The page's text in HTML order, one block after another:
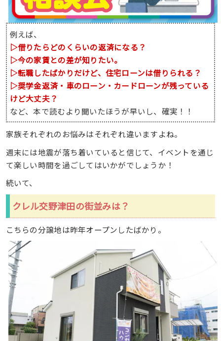
例えば、
▷借りたらどのくらいの返済になる？
▷今の家賃との差が知りたい。
▷転職したばかりだけど、住宅ローンは借りられる？
▷奨学金返済・車のローン・カードローンが残っている
けど大丈夫？
など、本で読むより聞いたほうが早いし、確実！！
家族それぞれのお悩みはそれぞれ違いますよね。
週末には地震が落ち着いていると信じて、イベントを通じ
て楽しい時間を過ごしてはいかがでしょうか！
続いて、
クレル交野津田の街並みは？
こちらの分譲地は昨年オープンしたばかり。